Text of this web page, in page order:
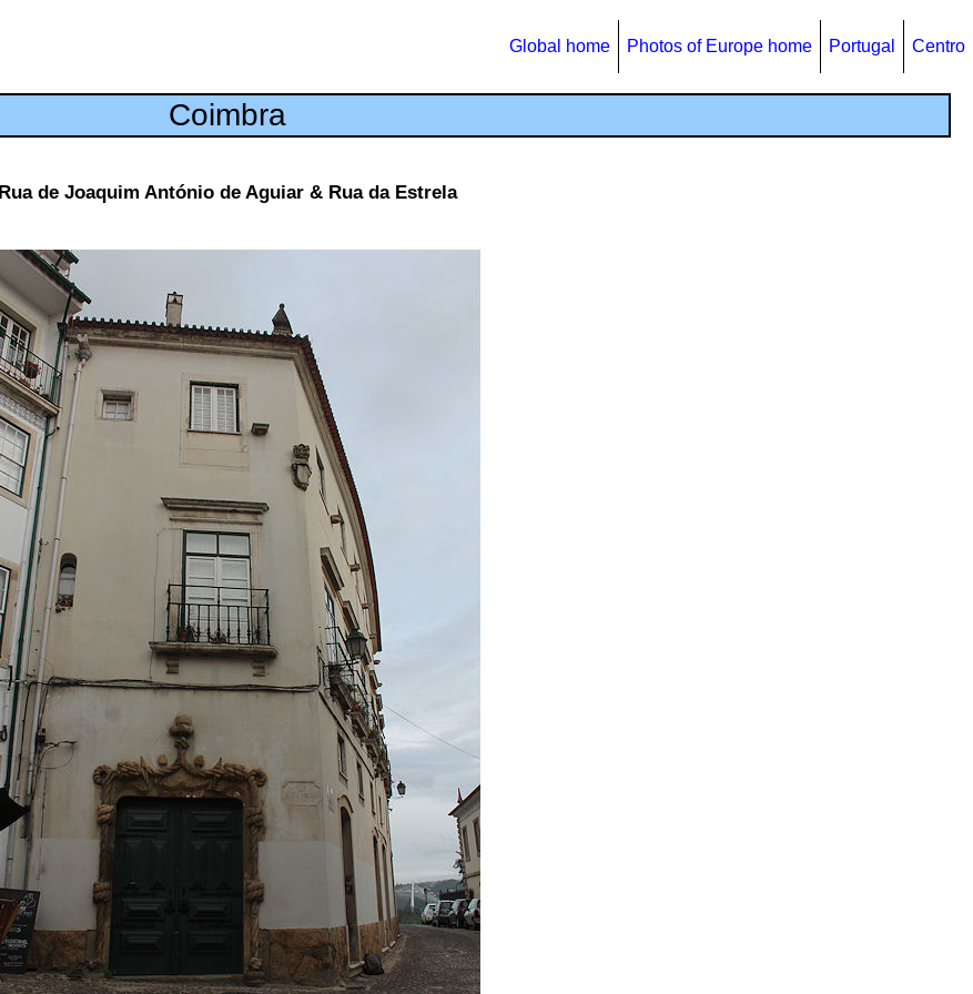
Global home Photos of Europe home Portugal Centro
Coimbra
Rua de Joaquim António de Aguiar & Rua da Estrela